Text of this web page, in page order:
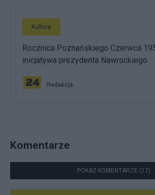
Kultura
Rocznica Poznańskiego Czerwca
inicjatywa prezydenta Nawrockiego
Redakcja
Komentarze
POKAŻ KOMENTARZE (17)